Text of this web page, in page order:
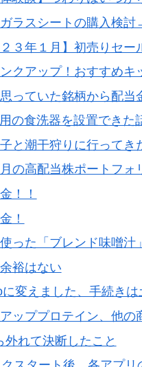
ガラスシートの購入検
２３年１月】初売りセ
クアップ！おすすめキ
っていた銘柄から配当
の食洗器を設置できた
と潮干狩りに行ってき
の高配当株ポートフォ
！！
！
った「ブレンド味噌汁
裕はない
変えました、手続き
ッププロテイン、他の
外れて決断したこと